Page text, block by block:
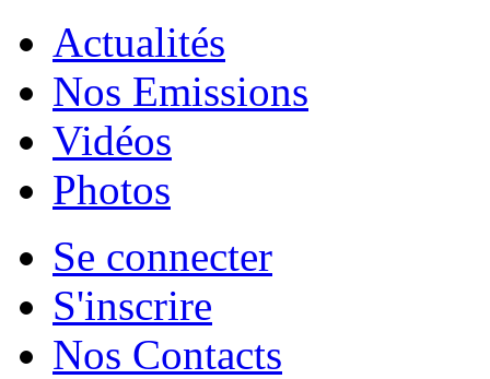
Actualités
Nos Emissions
Vidéos
Photos
Se connecter
S'inscrire
Nos Contacts